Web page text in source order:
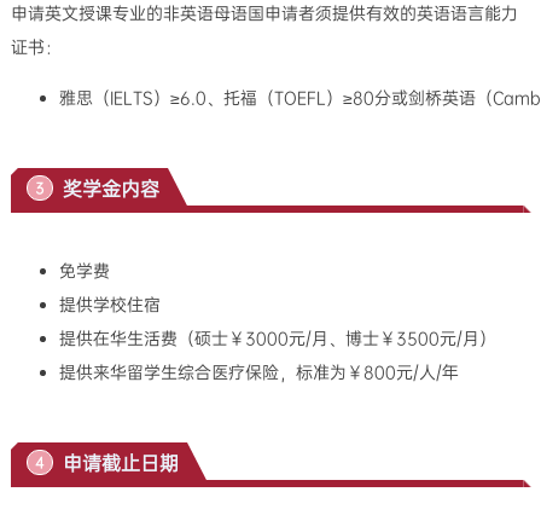
申请英文授课专业的非英语母语国申请者须提供有效的英语语言能力
证书：
雅思（IELTS）≥6.0、托福（TOEFL）≥80分或剑桥英语（
3 奖学金内容
免学费
提供学校住宿
提供在华生活费（硕士￥3000元/月、博士￥3500元/月）
提供来华留学生综合医疗保险， 标准为￥800元/人/年
4 申请截止日期